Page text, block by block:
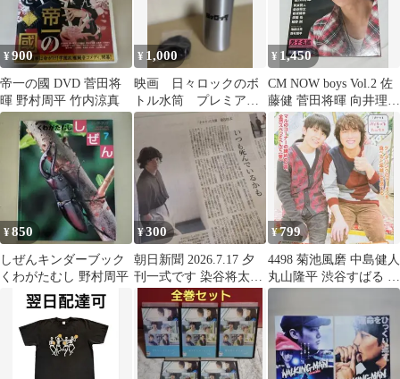
¥900
帝一の國 DVD 菅田将
暉 野村周平 竹内涼真
¥ 1,000
映画 日々ロックのボ
トル水筒 プレミア
ム 二階堂ふみ 野村
周平入江監督エキスト
ラ
¥ 1,450
CM NOW boys Vol.2 佐
藤健 菅田将暉 向井理
松坂桃李 他
¥850
しぜんキンダーブック
くわがたむし 野村周平
¥300
朝日新聞 2026.7.17 夕
刊一式です 染谷将太
「チルド」、
¥799
4498 菊池風磨 中島健人
丸山隆平 渋谷すばる 野
村周平 切り抜き